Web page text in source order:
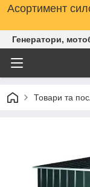
Асортимент
Генератори,
Товари та